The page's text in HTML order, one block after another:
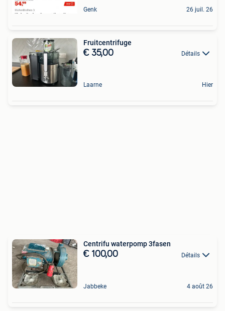
Genk 26 juil. 26
Fruitcentrifuge
€ 35,00 Détails
Laarne Hier
Centrifu waterpomp 3fasen
€ 100,00 Détails
Jabbeke 4 août 26